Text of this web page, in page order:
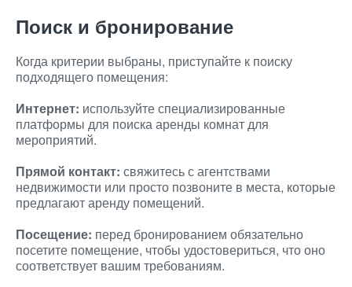
Поиск и бронирование
Когда критерии выбраны, приступайте к поиску
подходящего помещения:
Интернет: используйте специализированные
платформы для поиска аренды комнат для
мероприятий.
Прямой контакт: свяжитесь с агентствами
недвижимости или просто позвоните в места, которые
предлагают аренду помещений.
Посещение: перед бронированием обязательно
посетите помещение, чтобы удостовериться, что оно
соответствует вашим требованиям.